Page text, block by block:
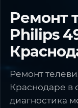
Ремонт
Philips
Ремонт
Краснодаре в
диагностика